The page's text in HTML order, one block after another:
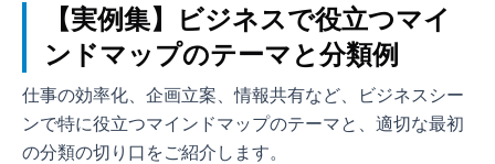
【実例集】ビジネスで役立つマイ
ンドマップのテーマと分類例
仕事の効率化、企画立案、情報共有など、ビジネスシー
ンで特に役立つマインドマップのテーマと、適切な最初
の分類の切り口をご紹介します。